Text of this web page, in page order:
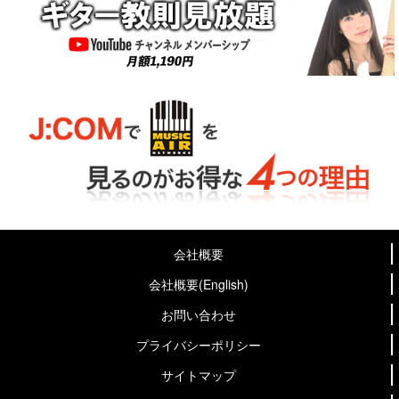
会社概要
会社概要(English)
お問い合わせ
プライバシーポリシー
サイトマップ